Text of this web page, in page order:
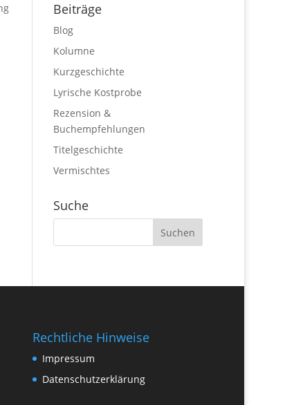
Beiträge
Blog
Kolumne
Kurzgeschichte
Lyrische Kostprobe
Rezension &
Buchempfehlungen
Titelgeschichte
Vermischtes
Suche
Rechtliche Hinweise
Impressum
Datenschutzerklärung